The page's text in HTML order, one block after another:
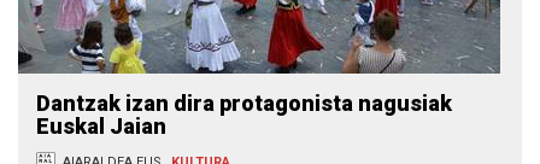
Dantzak izan dira protagonista nagusiak
Euskal Jaian